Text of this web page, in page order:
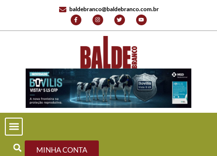
baldebranco@baldebranco.com.br
MINHA CONTA